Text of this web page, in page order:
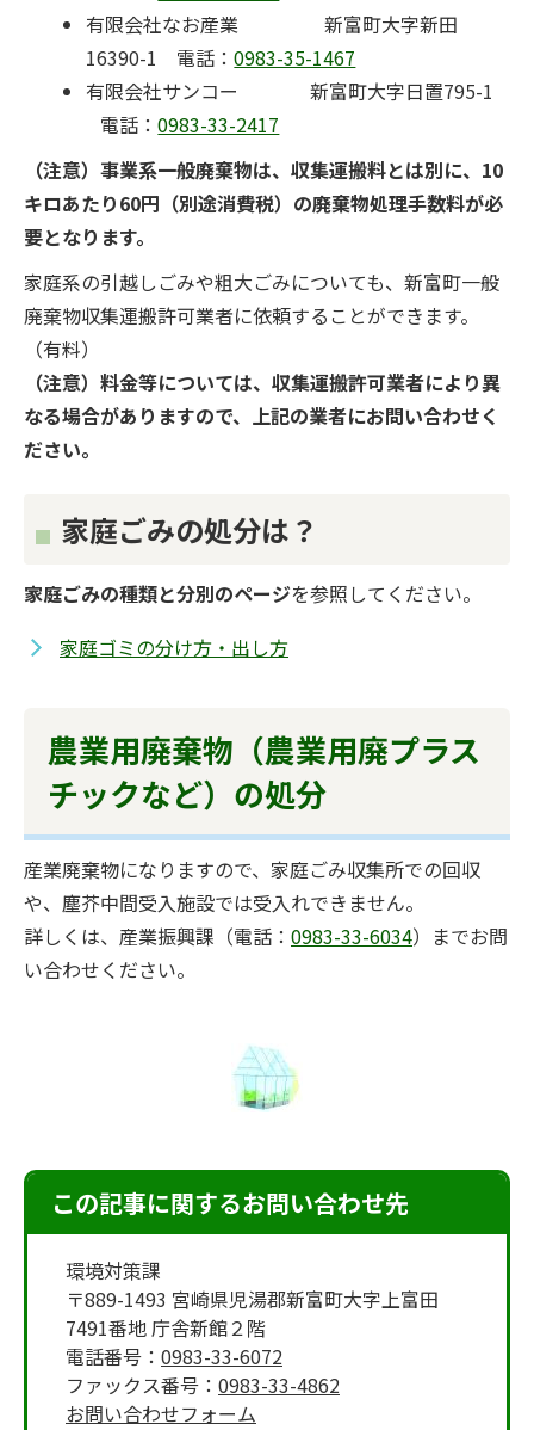
有限会社なお産業 新富町大字新田
16390-1 電話：0983-35-1467
有限会社サンコー 新富町大字日置795-1
電話：0983-33-2417
（注意）事業系一般廃棄物は、収集運搬料とは別に、10
キロあたり60円（別途消費税）の廃棄物処理手数料が必
要となります。
家庭系の引越しごみや粗大ごみについても、新富町一般
廃棄物収集運搬許可業者に依頼することができます。
（有料）
（注意）料金等については、収集運搬許可業者により異
なる場合がありますので、上記の業者にお問い合わせく
ださい。
家庭ごみの処分は？
家庭ごみの種類と分別のページを参照してください。
家庭ゴミの分け方・出し方
農業用廃棄物（農業用廃プラス
チックなど）の処分
産業廃棄物になりますので、家庭ごみ収集所での回収
や、塵芥中間受入施設では受入れできません。
詳しくは、産業振興課（電話： 0983-33-6034）までお問
い合わせください。
この記事に関するお問い合わせ先
環境対策課
〒889-1493 宮崎県児湯郡新富町大字上富田
7491番地 庁舎新館２階
電話番号： 0983-33-6072
ファックス番号： 0983-33-4862
お問い合わせフォーム